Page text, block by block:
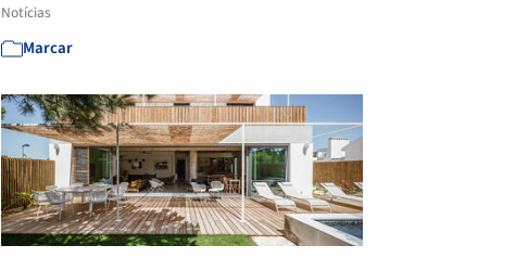
Notícias
Marcar